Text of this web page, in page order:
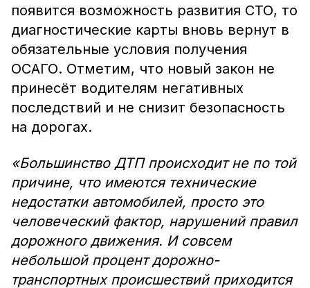
появится возможность развития СТО, то
диагностические карты вновь вернут в
обязательные условия получения
ОСАГО. Отметим, что новый закон не
принесёт водителям негативных
последствий и не снизит безопасность
на дорогах.
«Большинство ДТП происходит не по той
причине, что имеются технические
недостатки автомобилей, просто это
человеческий фактор, нарушений правил
дорожного движения. И совсем
небольшой процент дорожно-
транспортных происшествий приходится